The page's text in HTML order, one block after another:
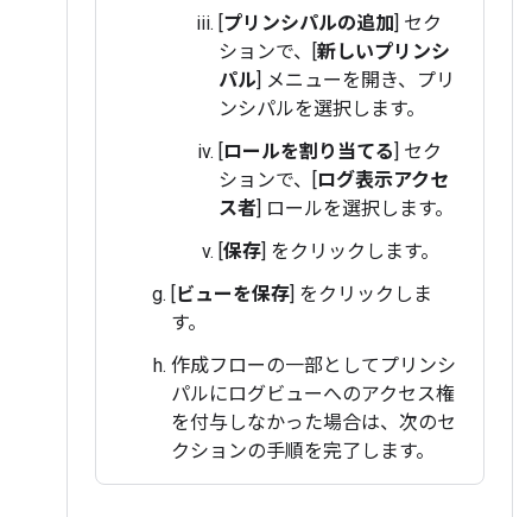
[プリンシパルの追加] セク
ションで、[新しいプリンシ
パル] メニューを開き、プリ
ンシパルを選択します。
[ロールを割り当てる] セク
ションで、[ログ表示アクセ
ス者] ロールを選択します。
[保存] をクリックします。
[ビューを保存] をクリックしま
す。
作成フローの一部としてプリンシ
パルにログビューへのアクセス権
を付与しなかった場合は、次のセ
クションの手順を完了します。